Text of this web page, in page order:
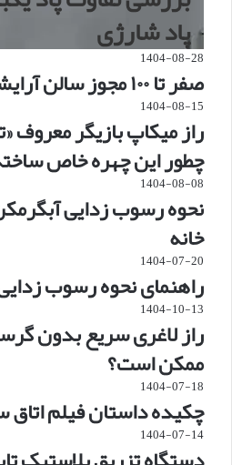
پاد شارژی
1404-08-28
صفر تا ۱۰۰ مجوز سالن آرایشی در مشهد
1404-08-15
راز میکاپ بازیگر معروف
چطور این چهره خاص
1404-08-08
نحوه رسوب زدایی
خانه
1404-07-20
راهنمای نحوه رسوب
1404-10-13
راز لاغری سریع بدون
ممکن است؟
1404-07-18
چکیده داستان فیلم
1404-07-14